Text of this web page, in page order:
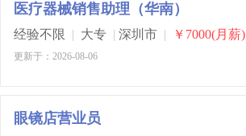
医疗器械销售助理（华南）
经验不限 | 大专 | 深圳市 | ￥7000(月薪)
更新于：2026-08-06
眼镜店营业员